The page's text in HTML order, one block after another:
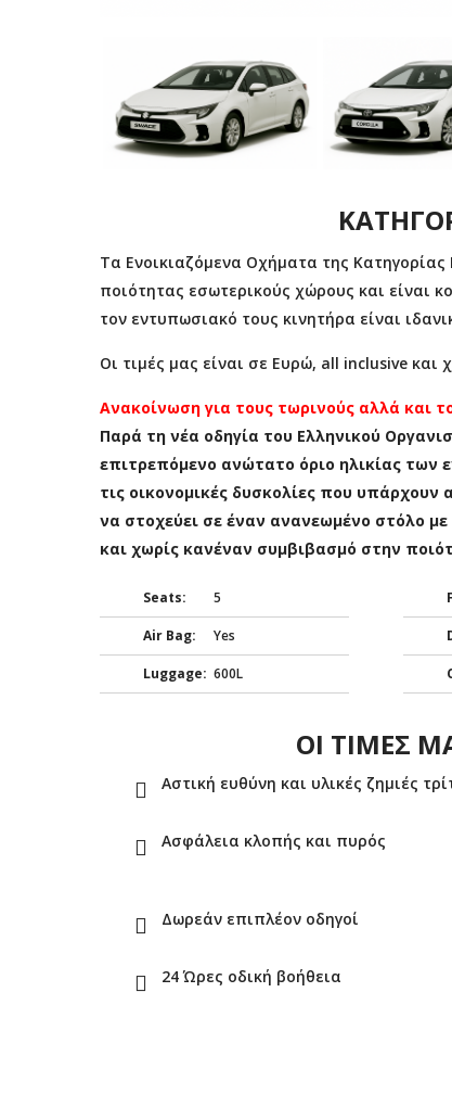
Τα Ενοικιαζόμενα Οχήματα της Κατηγορίας
ποιότητας εσωτερικούς χώρους και είναι
τον εντυπωσιακό τους κινητήρα είναι
Οι τιμές μας είναι σε Ευρώ, all inclusive και
Ανακοίνωση για τους τωρινούς αλλά και
Παρά τη νέα οδηγία του Ελληνικού
επιτρεπόμενο ανώτατο όριο ηλικίας των
τις οικονομικές δυσκολίες που
να στοχεύει σε έναν ανανεωμένο στόλο με
και χωρίς κανέναν συμβιβασμό στην
Seats: 5
Air Bag: Yes
Luggage: 600L
ΟΙ ΤΙΜΕΣ
Αστική ευθύνη και υλικές ζημιές
Ασφάλεια κλοπής και πυρός
Δωρεάν επιπλέον οδηγοί
24 Ώρες οδική βοήθεια